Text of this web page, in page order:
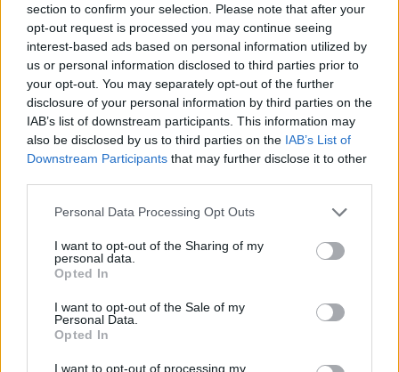
section to confirm your selection. Please note that after your
opt-out request is processed you may continue seeing
interest-based ads based on personal information utilized by
us or personal information disclosed to third parties prior to
your opt-out. You may separately opt-out of the further
disclosure of your personal information by third parties on the
IAB’s list of downstream participants. This information may
also be disclosed by us to third parties on the IAB’s List of
Downstream Participants that may further disclose it to other
Personal Data Processing Opt Outs
I want to opt-out of the Sharing of my
personal data.
Opted In
I want to opt-out of the Sale of my
Personal Data.
Opted In
I want to opt-out of processing my
Esim for Global|Esim for Europe|
Esim for Caribbean